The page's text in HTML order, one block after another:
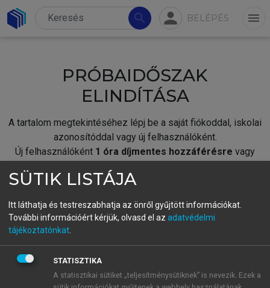
search person BELÉPÉS menu
PRÓBAIDŐSZAK
ELINDÍTÁSA
A tartalom megtekintéséhez lépj be a saját fiókoddal, iskolai
azonosítóddal vagy új felhasználóként.
Új felhasználóként 1 óra díjmentes hozzáférésre vagy
fiókoddal,vagy hozz létre új fiókot.
A regisztráció után apróbaidőszakautomatikusan
BELÉPÉS SAJÁT FIÓKKAL
SÜTIK LISTÁJA
Itt láthatja és testreszabhatja az önről gyűjtött információkat.
További információért kérjük, olvasd el az adatvédelmi
tájékoztatónkat
STATISZTIKA
A statisztikai sütiket „teljesítménysütiknek” is nevezik. Ezek a